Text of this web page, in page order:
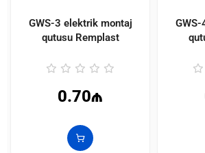
GWS-3 elektrik montaj
qutusu Remplast
0.70₼